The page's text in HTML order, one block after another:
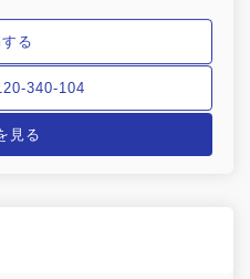
る
340-104
見る